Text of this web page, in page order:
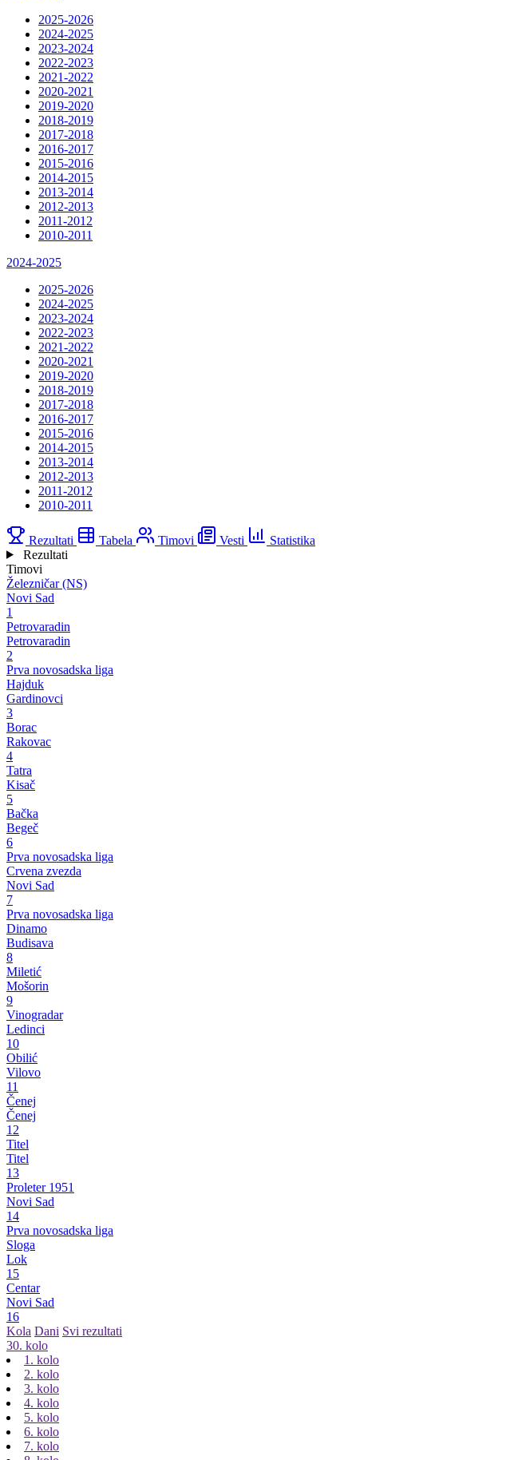
2025-2026
2024-2025
2023-2024
2022-2023
2021-2022
2020-2021
2019-2020
2018-2019
2017-2018
2016-2017
2015-2016
2014-2015
2013-2014
2012-2013
2011-2012
2010-2011
2024-2025
2025-2026
2024-2025
2023-2024
2022-2023
2021-2022
2020-2021
2019-2020
2018-2019
2017-2018
2016-2017
2015-2016
2014-2015
2013-2014
2012-2013
2011-2012
2010-2011
Rezultati Tabela Timovi Vesti
Statistika
Rezultati
Timovi
Železničar (NS)
Novi Sad
1
Petrovaradin
Petrovaradin
2
Prva novosadska liga
Hajduk
Gardinovci
3
Borac
Rakovac
4
Tatra
Kisač
5
Bačka
Begeč
6
Prva novosadska liga
Crvena zvezda
Novi Sad
7
Prva novosadska liga
Dinamo
Budisava
8
Miletić
Mošorin
9
Vinogradar
Ledinci
10
Obilić
Vilovo
11
Čenej
Čenej
12
Titel
Titel
13
Proleter 1951
Novi Sad
14
Prva novosadska liga
Sloga
Lok
15
Centar
Novi Sad
16
Kola Dani Svi rezultati
30. kolo
1. kolo
2. kolo
3. kolo
4. kolo
5. kolo
6. kolo
7. kolo